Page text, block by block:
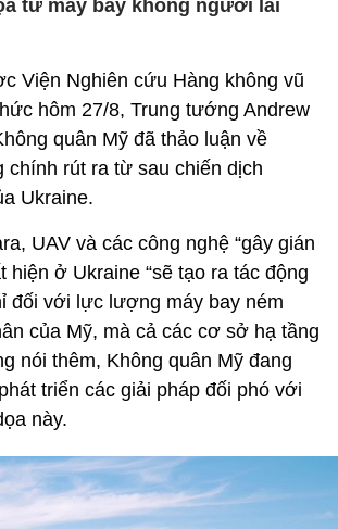
từ máy bay không người lái
Viện Nghiên cứu Hàng không vũ
hôm 27/8, Trung tướng Andrew
quân Mỹ đã thảo luận về
chính rút ra từ sau chiến dịch
Ukraine.
UAV và các công nghệ “gây gián
hiện ở Ukraine “sẽ tạo ra tác động
đối với lực lượng máy bay ném
của Mỹ, mà cả các cơ sở hạ tầng
nói thêm, Không quân Mỹ đang
triển các giải pháp đối phó với
này.